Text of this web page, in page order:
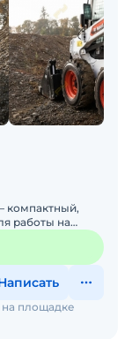
компактный,
работы на
и фермах.
на площадке